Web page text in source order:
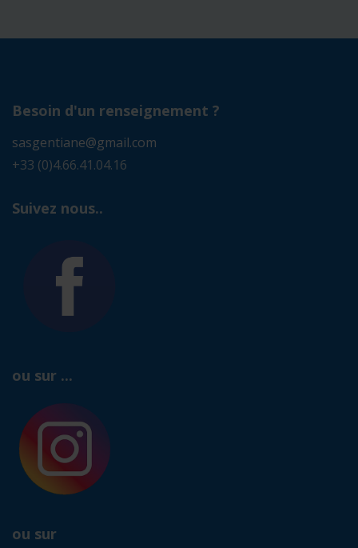
Besoin d'un renseignement ?
sasgentiane@gmail.com
+33 (0)4.66.41.04.16
Suivez nous..
ou sur ...
ou sur